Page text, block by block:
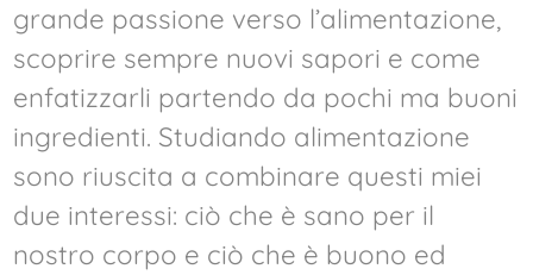
grande passione verso l’alimentazione,
scoprire sempre nuovi sapori e come
enfatizzarli partendo da pochi ma buoni
ingredienti. Studiando alimentazione
sono riuscita a combinare questi miei
due interessi: ciò che è sano per il
nostro corpo e ciò che è buono ed